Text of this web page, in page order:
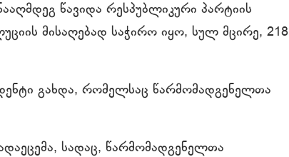
წავიდა რესპუბლიკური პარტიის
მისაღებად საჭირო იყო, სულ მცირე, 218
გახდა, რომელსაც წარმომადგენელთა
სადაც, წარმომადგენელთა